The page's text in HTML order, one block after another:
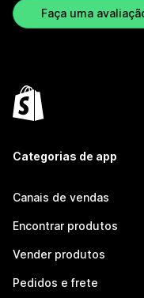
Faça uma
Categorias de app
Canais de vendas
Encontrar produtos
Vender produtos
Pedidos e frete